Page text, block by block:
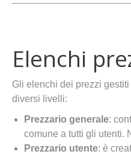
Elenchi
Gli elenchi dei prezzi
diversi livelli:
Prezzario generale:
comune a tutti gli utenti.
Prezzario utente: è